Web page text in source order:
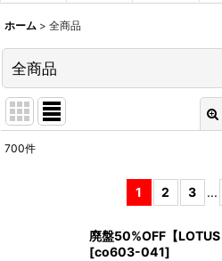
ホーム > 全商品
全商品
700件
1 2 3 ...
廃盤50%OFF【
[co603-041]